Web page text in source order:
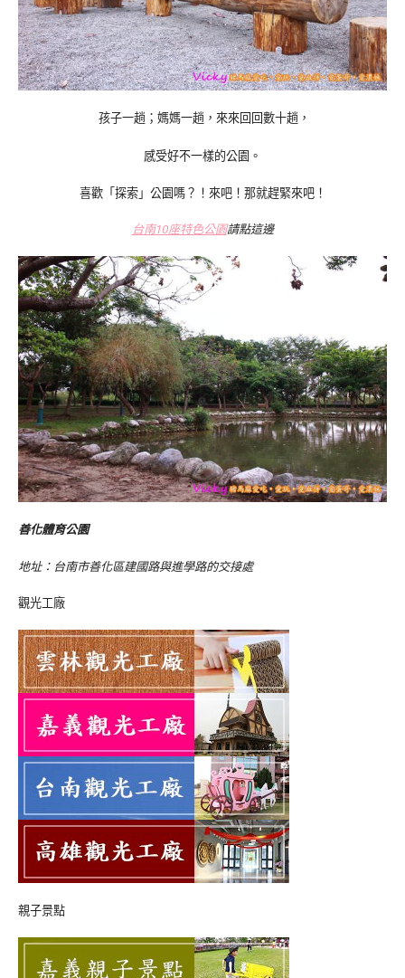
孩子一趟；媽媽一趟，來來回回數十趟，
感受好不一樣的公園。
喜歡「探索」公園嗎？！來吧！那就趕緊來吧！
台南10座特色公園請點這邊
善化體育公園
地址： 台南市善化區建國路與進學路的交接處
觀光工廠
親子景點